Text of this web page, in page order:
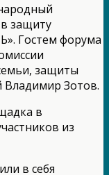
защиту
Гостем форума
защиты
Владимир Зотов.
в
из
в себя